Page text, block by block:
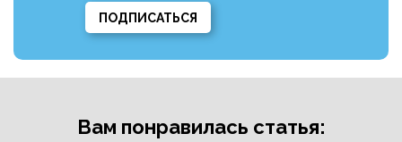
ПОДПИСАТЬСЯ
Вам понравилась статья: